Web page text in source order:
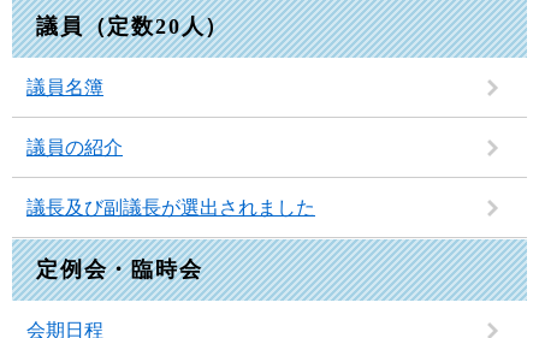
議員（定数20人）
議員名簿
議員の紹介
議長及び副議長が選出されました
定例会・臨時会
会期日程